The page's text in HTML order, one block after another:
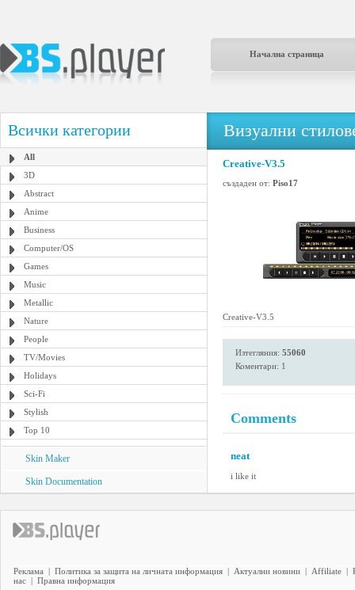
Начална страница
Всички категории
All
3D
Abstract
Anime
Business
Computer/OS
Games
Music
Metallic
Nature
People
TV/Movies
Holidays
Sci-Fi
Stylish
Top 10
Skin Maker
Skin Documentation
Визуални
Creative-V3.5
създаден от: Piso17
Creative-V3.5
Изтегляния: 55060
Коментари: 1
Comments
neat
i like it
Реклама | Политика за защита на личната информация | Актуални новини | Affiliate |
нас | Правна информация